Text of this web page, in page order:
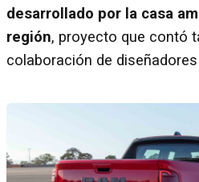
desarrollado por la casa
región, proyecto que contó
colaboración de